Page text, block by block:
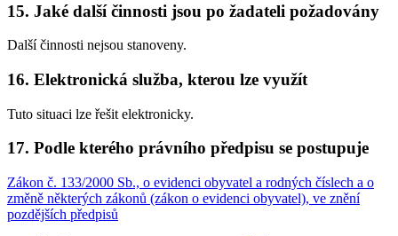
15. Jaké další činnosti jsou po žadateli požadovány
Další činnosti nejsou stanoveny.
16. Elektronická služba, kterou lze využít
Tuto situaci lze řešit elektronicky.
17. Podle kterého právního předpisu se postupuje
Zákon č. 133/2000 Sb., o evidenci obyvatel a rodných číslech a o
změně některých zákonů (zákon o evidenci obyvatel), ve znění
pozdějších předpisů